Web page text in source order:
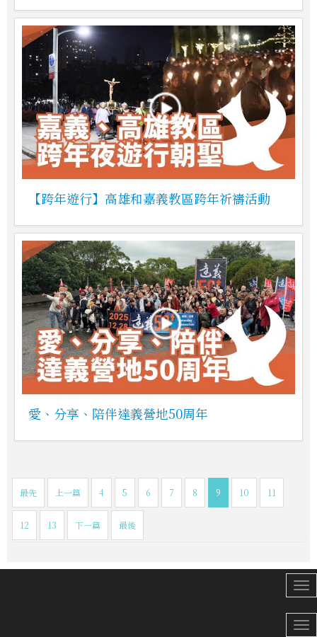
【跨年遊行】高雄和嘉義教區跨年祈禱活動
愛、分享、陪伴達義營地50周年
最先 上一篇 4 5 6 7 8 9 10 11
12 13 下一篇 最後